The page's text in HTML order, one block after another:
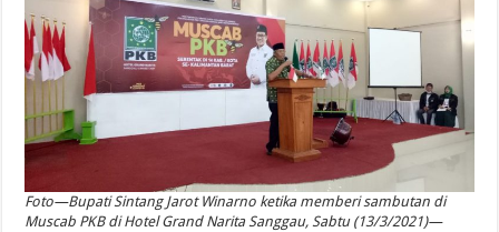
Foto—Bupati Sintang Jarot Winarno ketika memberi sambutan di
Muscab PKB di Hotel Grand Narita Sanggau, Sabtu (13/3/2021)—